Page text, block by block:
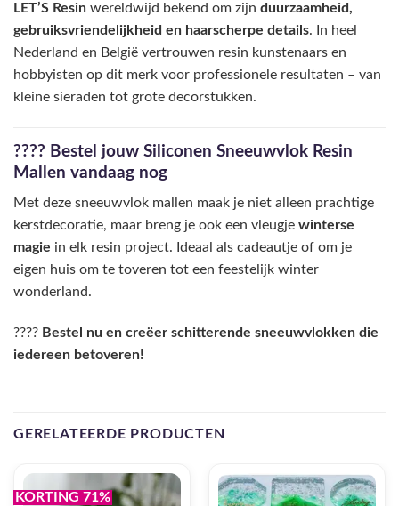
LET’S Resin wereldwijd bekend om zijn duurzaamheid,
gebruiksvriendelijkheid en haarscherpe details. In heel
Nederland en België vertrouwen resin kunstenaars en
hobbyisten op dit merk voor professionele resultaten – van
kleine sieraden tot grote decorstukken.
???? Bestel jouw Siliconen Sneeuwvlok Resin
Mallen vandaag nog
Met deze sneeuwvlok mallen maak je niet alleen prachtige
kerstdecoratie, maar breng je ook een vleugje winterse
magie in elk resin project. Ideaal als cadeautje of om je
eigen huis om te toveren tot een feestelijk winter
wonderland.
???? Bestel nu en creëer schitterende sneeuwvlokken die
iedereen betoveren!
GERELATEERDE PRODUCTEN
KORTING 71%